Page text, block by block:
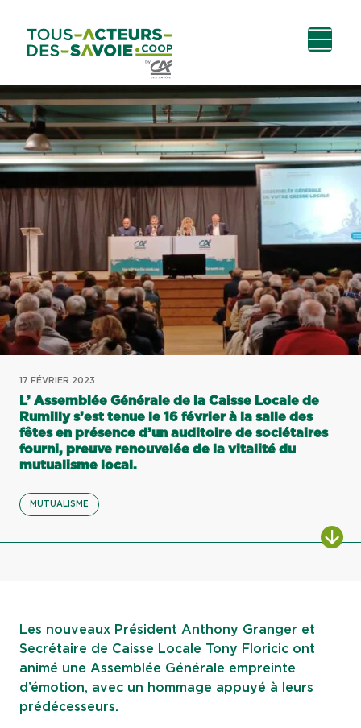
contenu
principal
17 FÉVRIER 2023
L’ Assemblée Générale de la Caisse Locale de
Rumilly s’est tenue le 16 février à la salle des
fêtes en présence d’un auditoire de sociétaires
fourni, preuve renouvelée de la vitalité du
mutualisme local.
MUTUALISME
Les nouveaux Président Anthony Granger et
Secrétaire de Caisse Locale Tony Floricic ont
animé une Assemblée Générale empreinte
d’émotion, avec un hommage appuyé à leurs
prédécesseurs.